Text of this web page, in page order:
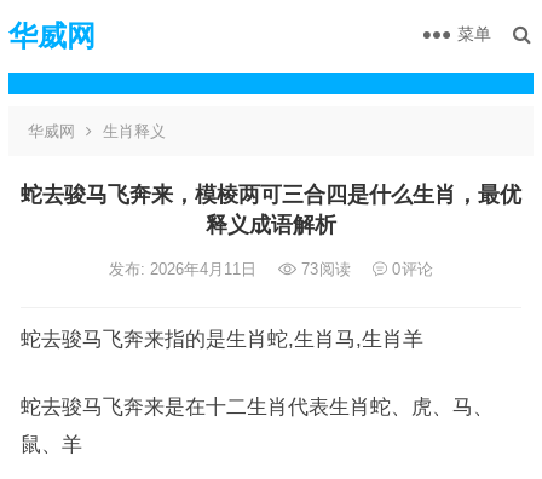
华威网 菜单
华威网 生肖释义
蛇去骏马飞奔来，模棱两可三合四是什么生肖，最优
释义成语解析
发布: 2026年4月11日 73阅读 0评论
蛇去骏马飞奔来指的是生肖蛇,生肖马,生肖羊
蛇去骏马飞奔来是在十二生肖代表生肖蛇、虎、马、
鼠、羊